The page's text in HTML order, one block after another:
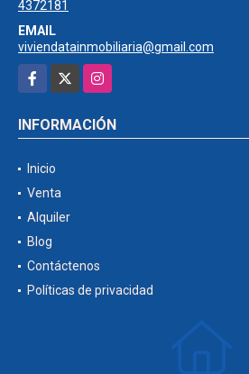
4372181
EMAIL
viviendatainmobiliaria@gmail.com
Facebook
Instagram
INFORMACIÓN
Inicio
Venta
Alquiler
Blog
Contáctenos
Políticas de privacidad